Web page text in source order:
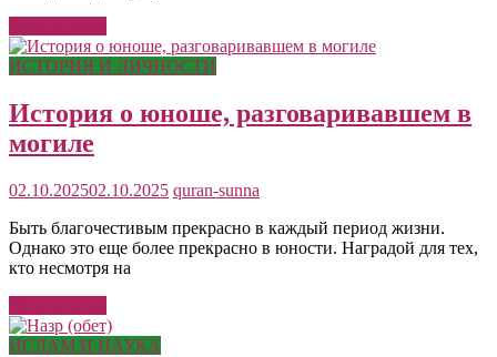
ИСТОРИЯ И ЛИЧНОСТИ
История о юноше, разговаривавшем в
могиле
02.10.202502.10.2025 quran-sunna
Быть благочестивым прекрасно в каждый период жизни.
Однако это еще более прекрасно в юности. Наградой для тех,
кто несмотря на
ИСЛАМ И НАУКА